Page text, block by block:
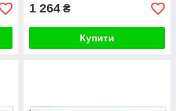
1 264 ₴
Купити